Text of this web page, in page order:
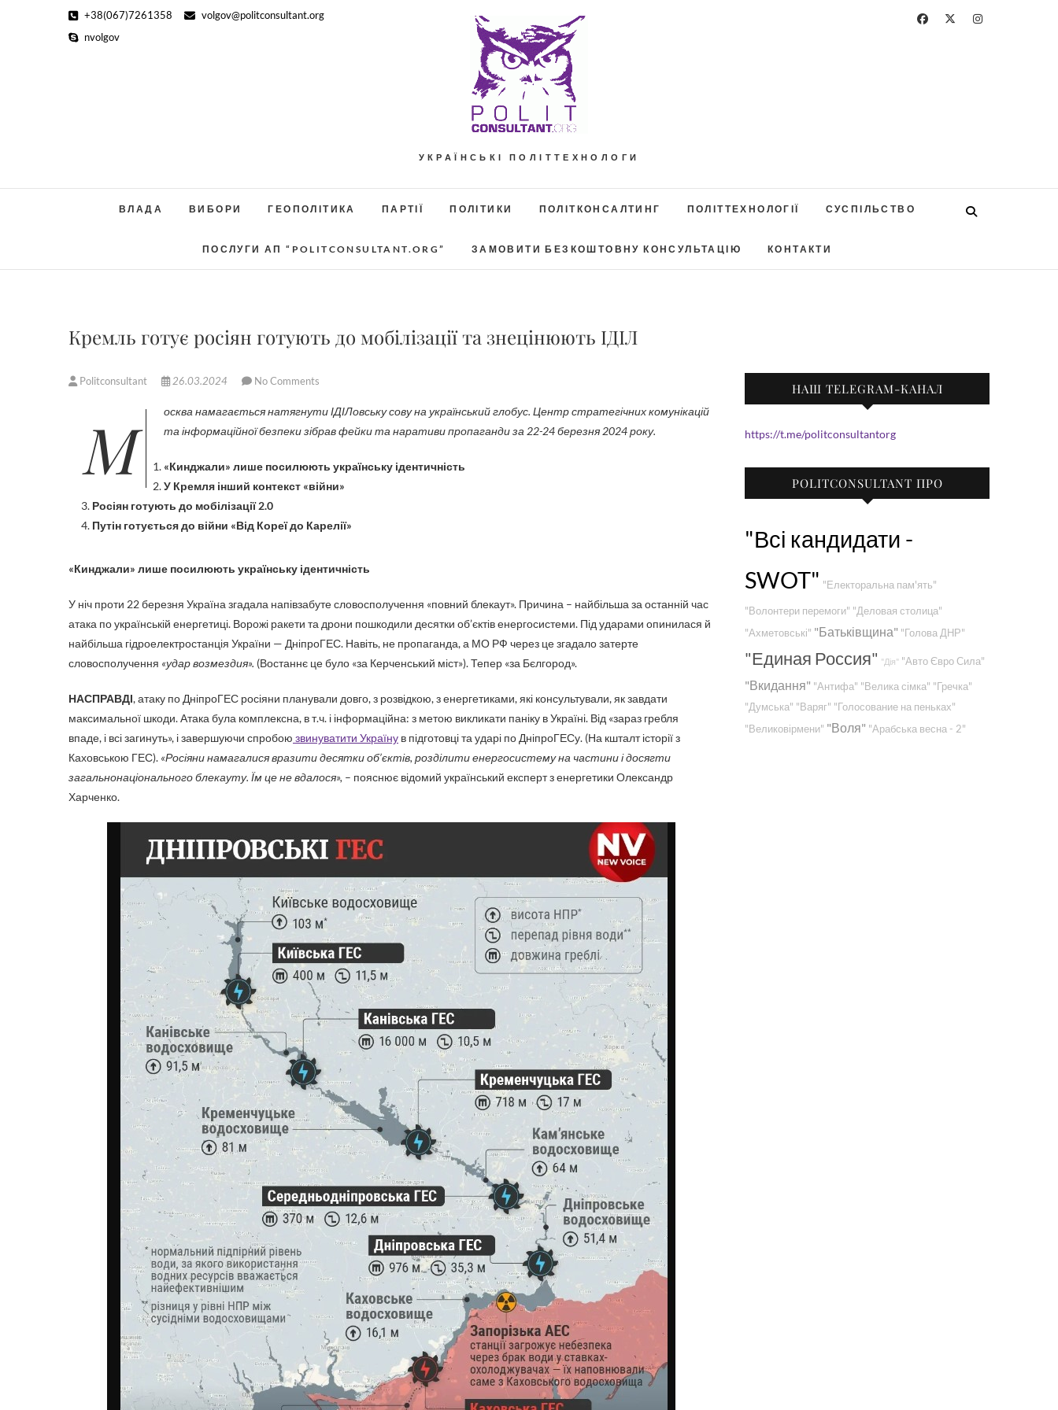
+38(067)7261358
volgov@politconsultant.org
nvolgov
УКРАЇНСЬКІ ПОЛІТТЕХНОЛОГИ
ВЛАДА ВИБОРИ ГЕОПОЛІТИКА ПАРТІЇ ПОЛІТИКИ ПОЛІТКОНСАЛТИНГ ПОЛІТТЕХНОЛОГІЇ СУСПІЛЬСТВО
ПОСЛУГИ АП “POLITCONSULTANT.ORG” ЗАМОВИТИ БЕЗКОШТОВНУ КОНСУЛЬТАЦІЮ КОНТАКТИ
Кремль готує росіян готують до мобілізації та знецінюють ІДІЛ
Politconsultant 26.03.2024 No Comments
Москва намагається натягнути ІДІЛовську сову на український глобус. Центр стратегічних комунікацій та інформаційної безпеки зібрав фейки та наративи пропаганди за 22-24 березня 2024 року.
«Кинджали» лише посилюють українську ідентичність
У Кремля інший контекст «війни»
Росіян готують до мобілізації 2.0
Путін готується до війни «Від Кореї до Карелії»
«Кинджали» лише посилюють українську ідентичність
У ніч проти 22 березня Україна згадала напівзабуте словосполучення «повний блекаут». Причина – найбільша за останній час
атака по українській енергетиці. Ворожі ракети та дрони пошкодили десятки об’єктів енергосистеми. Під ударами опинилася й
найбільша гідроелектростанція України — ДніпроГЕС. Навіть, не пропаганда, а МО РФ через це згадало затерте
словосполучення «удар возмездия». (Востаннє це було «за Керченський міст»). Тепер «за Бєлгород».
НАСПРАВДІ, атаку по ДніпроГЕС росіяни планували довго, з розвідкою, з енергетиками, які консультували, як завдати
максимальної шкоди. Атака була комплексна, в т.ч. і інформаційна: з метою викликати паніку в Україні. Від «зараз гребля
впаде, і всі загинуть», і завершуючи спробою звинуватити Україну в підготовці та ударі по ДніпроГЕСу. (На кшталт історії з
Каховською ГЕС). «Росіяни намагалися вразити десятки об’єктів, розділити енергосистему на частини і досягти
загальнонаціонального блекауту. Їм це не вдалося», – пояснює відомий український експерт з енергетики Олександр
Харченко.
НАШ TELEGRAM-КАНАЛ
https://t.me/politconsultantorg
POLITCONSULTANT ПРО
"Всі кандидати -
SWOT" "Електоральна пам'ять"
"Волонтери перемоги" "Деловая столица"
"Ахметовські" "Батьківщина" "Голова ДНР"
"Единая Россия" "Дія" "Авто Євро Сила"
"Вкидання" "Антифа" "Велика сімка" "Гречка"
"Думська" "Варяг" "Голосование на пеньках"
"Великовірмени" "Воля" "Арабська весна - 2"